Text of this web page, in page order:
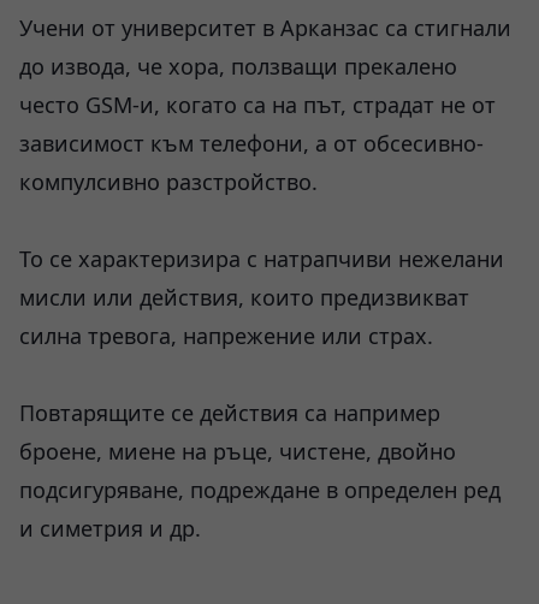
Учени от университет в Арканзас са стигнали
до извода, че хора, ползващи прекалено
често GSM-и, когато са на път, страдат не от
зависимост към телефони, а от обсесивно-
компулсивно разстройство.
То се характеризира с натрапчиви нежелани
мисли или действия, които предизвикват
силна тревога, напрежение или страх.
Повтарящите се действия са например
броене, миене на ръце, чистене, двойно
подсигуряване, подреждане в определен ред
и симетрия и др.